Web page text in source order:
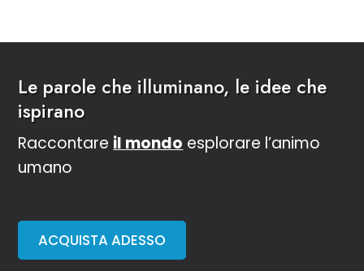
Le parole che illuminano, le idee che
ispirano
Raccontare il mondo esplorare l’animo
umano
ACQUISTA ADESSO